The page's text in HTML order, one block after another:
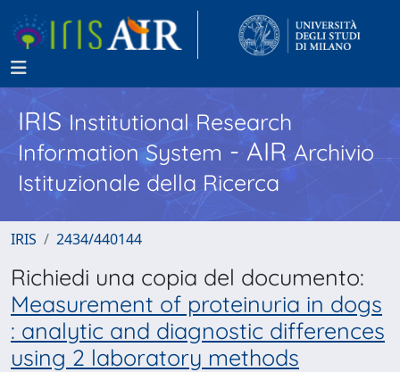
IRISInstitutional Research
Information System - AIR Archivio
Istituzionale della Ricerca
IRIS 2434/440144
Richiedi una copia del documento:
Measurement of proteinuria in dogs
: analytic and diagnostic differences
using 2 laboratory methods